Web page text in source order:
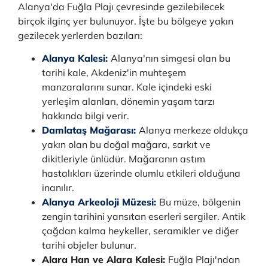
Alanya'da Fuğla Plajı çevresinde gezilebilecek
birçok ilginç yer bulunuyor. İşte bu bölgeye yakın
gezilecek yerlerden bazıları:
Alanya Kalesi: Alanya'nın simgesi olan bu
tarihi kale, Akdeniz'in muhteşem
manzaralarını sunar. Kale içindeki eski
yerleşim alanları, dönemin yaşam tarzı
hakkında bilgi verir.
Damlataş Mağarası: Alanya merkeze oldukça
yakın olan bu doğal mağara, sarkıt ve
dikitleriyle ünlüdür. Mağaranın astım
hastalıkları üzerinde olumlu etkileri olduğuna
inanılır.
Alanya Arkeoloji Müzesi: Bu müze, bölgenin
zengin tarihini yansıtan eserleri sergiler. Antik
çağdan kalma heykeller, seramikler ve diğer
tarihi objeler bulunur.
Alara Han ve Alara Kalesi: Fuğla Plajı'ndan